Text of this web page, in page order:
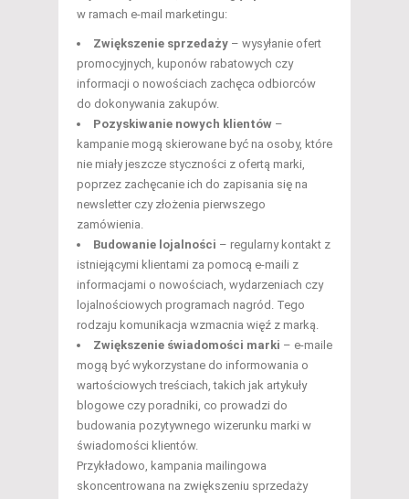
w ramach e-mail marketingu:
Zwiększenie sprzedaży – wysyłanie ofert
promocyjnych, kuponów rabatowych czy
informacji o nowościach zachęca odbiorców
do dokonywania zakupów.
Pozyskiwanie nowych klientów –
kampanie mogą skierowane być na osoby, które
nie miały jeszcze styczności z ofertą marki,
poprzez zachęcanie ich do zapisania się na
newsletter czy złożenia pierwszego
zamówienia.
Budowanie lojalności – regularny kontakt z
istniejącymi klientami za pomocą e-maili z
informacjami o nowościach, wydarzeniach czy
lojalnościowych programach nagród. Tego
rodzaju komunikacja wzmacnia więź z marką.
Zwiększenie świadomości marki – e-maile
mogą być wykorzystane do informowania o
wartościowych treściach, takich jak artykuły
blogowe czy poradniki, co prowadzi do
budowania pozytywnego wizerunku marki w
świadomości klientów.
Przykładowo, kampania mailingowa
skoncentrowana na zwiększeniu sprzedaży